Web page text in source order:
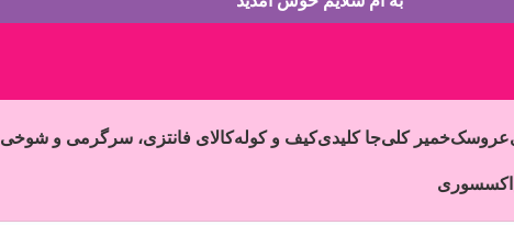
عروسکخمیر کلیجا کلیدیکیف و کولهکالای فانتزی، سرگرمی و شوخی
اکسسوری